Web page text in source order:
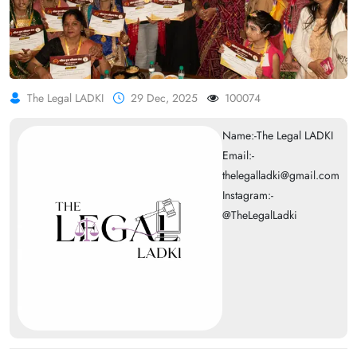
The Legal LADKI 29 Dec, 2025 100074
Name:-The Legal LADKI
Email:-
thelegalladki@gmail.com
Instagram:-
@TheLegalLadki